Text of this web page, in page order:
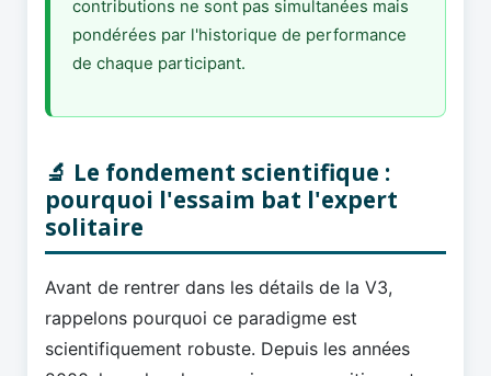
contributions ne sont pas simultanées mais
pondérées par l'historique de performance
de chaque participant.
🔬 Le fondement scientifique :
pourquoi l'essaim bat l'expert
solitaire
Avant de rentrer dans les détails de la V3,
rappelons pourquoi ce paradigme est
scientifiquement robuste. Depuis les années